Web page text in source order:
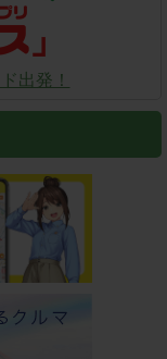
出発！